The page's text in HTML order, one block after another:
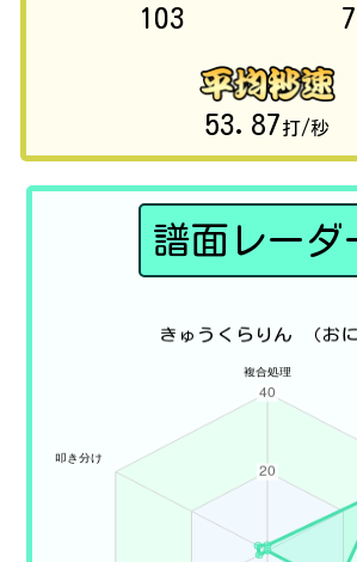
103
53.87打/秒
譜面レーダ